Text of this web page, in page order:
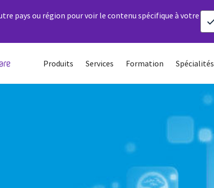
pays ou région pour voir le contenu spécifique à votre
Produits Services Formation Spécialités